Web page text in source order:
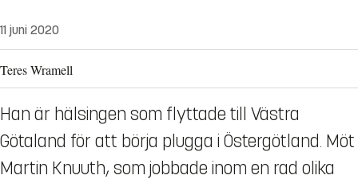
11 juni 2020
Teres Wramell
Han är hälsingen som flyttade till Västra
Götaland för att börja plugga i Östergötland. Möt
Martin Knuuth, som jobbade inom en rad olika